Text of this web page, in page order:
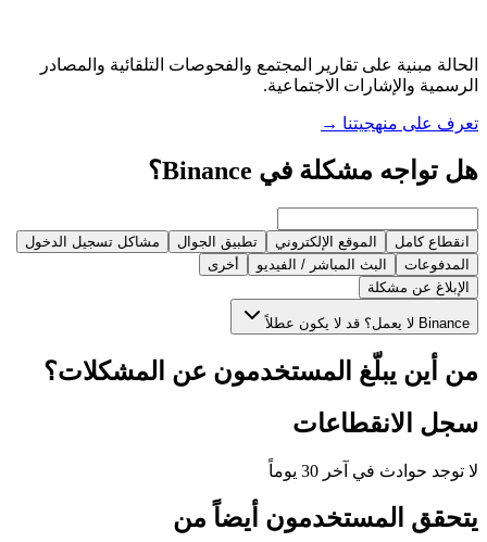
الحالة مبنية على تقارير المجتمع والفحوصات التلقائية والمصادر
الرسمية والإشارات الاجتماعية.
تعرف على منهجيتنا →
هل تواجه مشكلة في Binance؟
انقطاع كامل الموقع الإلكتروني تطبيق الجوال
مشاكل تسجيل الدخول
المدفوعات
البث المباشر / الفيديو
أخرى
الإبلاغ عن مشكلة
Binance لا يعمل؟ قد لا يكون عطلاً
من أين يبلّغ المستخدمون عن المشكلات؟
سجل الانقطاعات
لا توجد حوادث في آخر 30 يوماً
يتحقق المستخدمون أيضاً من